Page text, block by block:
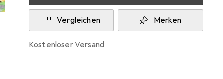
Vergleichen Merken
kostenloser Versand